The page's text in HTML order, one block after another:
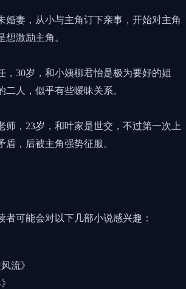
婚妻，从小与主角订下亲事，开始对主角
想激励主角。
，30岁，和小姨柳君怡是极为要好的姐
二人，似乎有些暧昧关系。
师，23岁，和叶家是世交，不过第一次上
盾，后被主角强势征服。
者可能会对以下几部小说感兴趣：
流》